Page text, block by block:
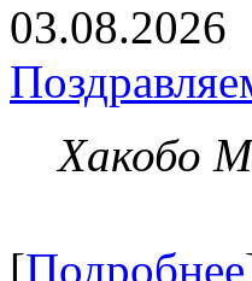
03.08.2026
Хакобо
[Подробнее